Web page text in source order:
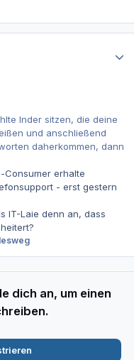
Inder sitzen, die deine
und anschließend
daherkommen, dann
Consumer erhalte
- erst gestern
IT-Laie denn an, dass
dich an, um einen